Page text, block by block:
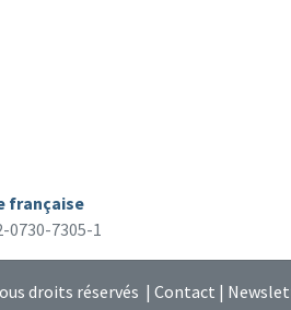
française
0730-7305-1
droits réservés | Contact |